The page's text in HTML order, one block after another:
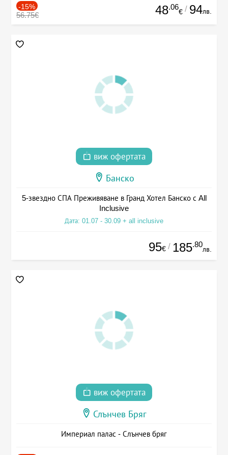
-15%
56.75€ 48.06
€ / 94лв.
виж офертата
Банско
5-звездно СПА Преживяване в Гранд Хотел Банско с All
Inclusive
Дата: 01.07 - 30.09 + all inclusive
95€ / 185.80
лв.
виж офертата
Слънчев Бряг
Империал палас - Слънчев бряг